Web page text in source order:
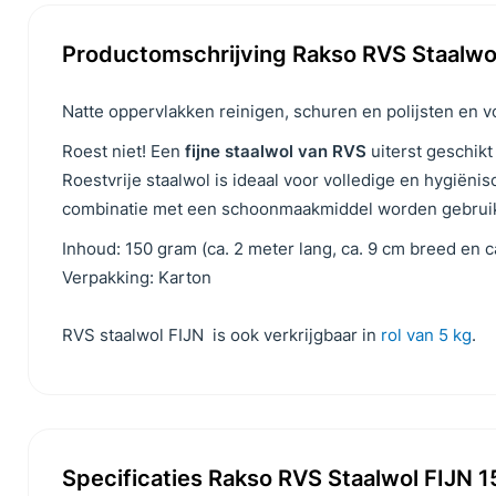
Productomschrijving Rakso RVS
Natte oppervlakken reinigen, schuren en polijsten en
Roest niet! Een fijne staalwol van RVS uiterst
Roestvrije staalwol is ideaal voor volledige en
combinatie met een schoonmaakmiddel worden
Inhoud: 150 gram (ca. 2 meter lang, ca. 9 cm breed en
Verpakking: Karton
RVS staalwol FIJN is ook verkrijgbaar in rol van 5 kg.
Specificaties Rakso RVS Staalwol FIJN